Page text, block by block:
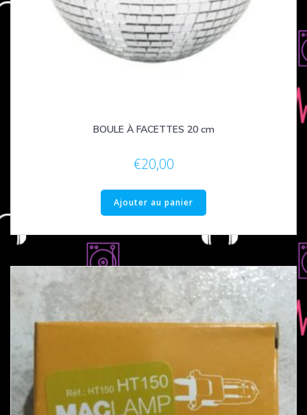
BOULE À FACETTES 20 cm
€20,00
Ajouter au panier